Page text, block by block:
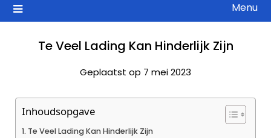
Menu
Te Veel Lading Kan Hinderlijk Zijn
Geplaatst op 7 mei 2023
Inhoudsopgave
Te Veel Lading Kan Hinderlijk Zijn